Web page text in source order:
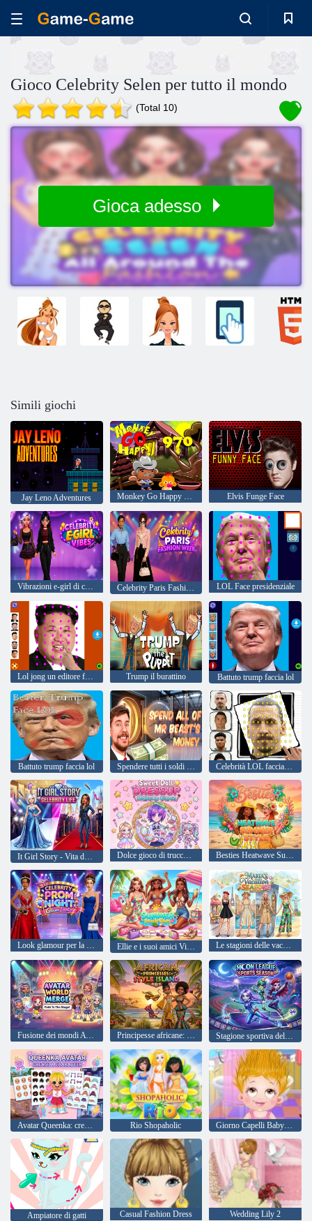
Gioco Celebrity Selen per tutto il mondo
(Total 10)
Gioca adesso
Simili giochi
Jay Leno Adventures Monkey Go Happy 970 Elvis Funge Face
Vibrazioni e-girl di celebrità Celebrity Paris Fashion Week LOL Face presidenziale
Lol jong un editore facciale Trump il burattino Battuto trump faccia lol
Battuto trump faccia lol Spendere tutti i soldi di Mr Beast Celebrità LOL faccia buffa
Dolce gioco di trucco per vestire una bambola Besties Heatwave Summer Style
Look glamour per la serata del ballo delle celebrità Ellie e i suoi amici Vibrazioni estive sulla spiaggia Le stagioni delle vacanze di Maria si vestono
Fusione dei mondi Avatar: il percorso verso il palco! Principesse africane: Style Island Stagione sportiva della Lega della Luna
Avatar Queenka: crea un personaggio Rio Shopaholic Giorno Capelli Baby Hazel
Ampiatore di gatti Casual Fashion Dress Wedding Lily 2